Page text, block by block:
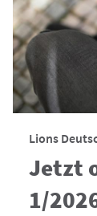
Lions
Jetzt
1/